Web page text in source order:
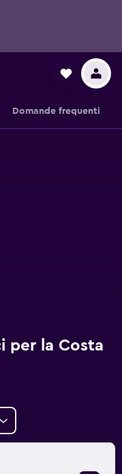
Domande frequenti
per la Costa